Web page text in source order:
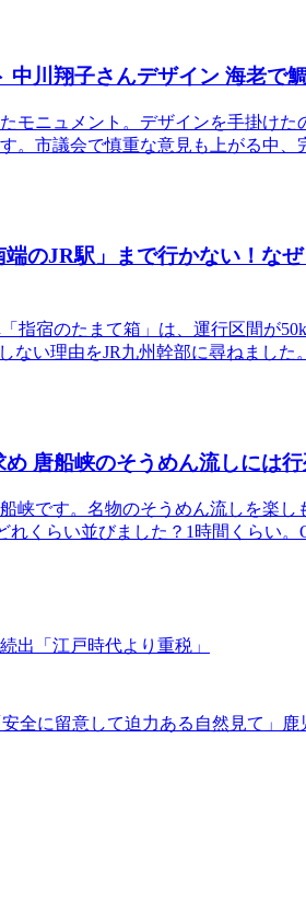
川翔子さんデザイン 海老で
モニュメント。デザインを手掛け
。市議会で慎重な意見も上がる中、
端のJR駅」まで行かない！な
指宿のたまて箱」は、運行区間が
ない理由をJR九州幹部に尋ねまし
唐船峡のそうめん流しには
峡です。名物のそうめん流しを楽
くらい並びました？1時間くらい
出「江戸時代より重税」
全に留意して迫力ある自然見て」鹿